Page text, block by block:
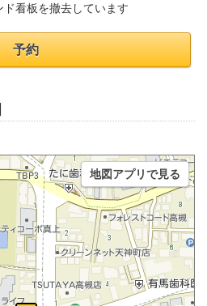
看板を撤去しています
予約
地図アプリで見る